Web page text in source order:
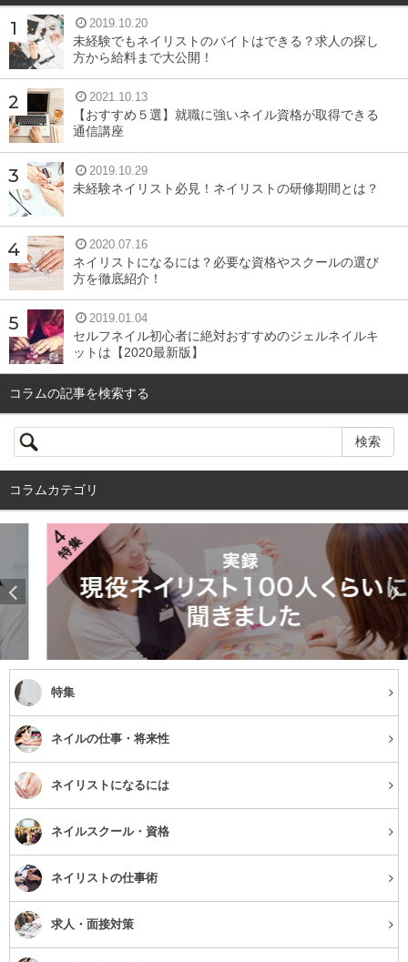
2019.10.20
未経験でもネイリストのバイトはできる？求人の探し
方から給料まで大公開！
2021.10.13
【おすすめ５選】就職に強いネイル資格が取得できる
通信講座
2019.10.29
未経験ネイリスト必見！ネイリストの研修期間とは？
2020.07.16
ネイリストになるには？必要な資格やスクールの選び
方を徹底紹介！
2019.01.04
セルフネイル初心者に絶対おすすめのジェルネイルキ
ットは【2020最新版】
コラムの記事を検索する
コラムカテゴリ
特集
ネイルの仕事・将来性
ネイリストになるには
ネイルスクール・資格
ネイリストの仕事術
求人・面接対策